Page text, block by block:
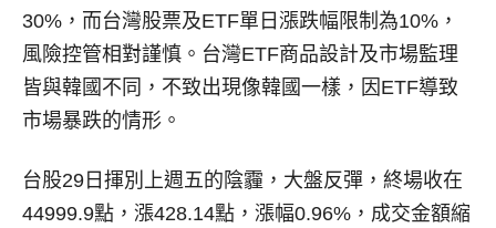
30%，而台灣股票及ETF單日漲跌幅限制為10%，
風險控管相對謹慎。台灣ETF商品設計及市場監理
皆與韓國不同，不致出現像韓國一樣，因ETF導致
市場暴跌的情形。
台股29日揮別上週五的陰霾，大盤反彈，終場收在
44999.9點，漲428.14點，漲幅0.96%，成交金額縮